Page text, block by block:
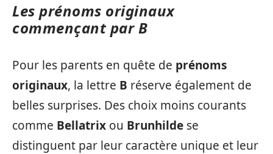
Les prénoms originaux
commençant par B
Pour les parents en quête de prénoms
originaux, la lettre B réserve également de
belles surprises. Des choix moins courants
comme Bellatrix ou Brunhilde se
distinguent par leur caractère unique et leur